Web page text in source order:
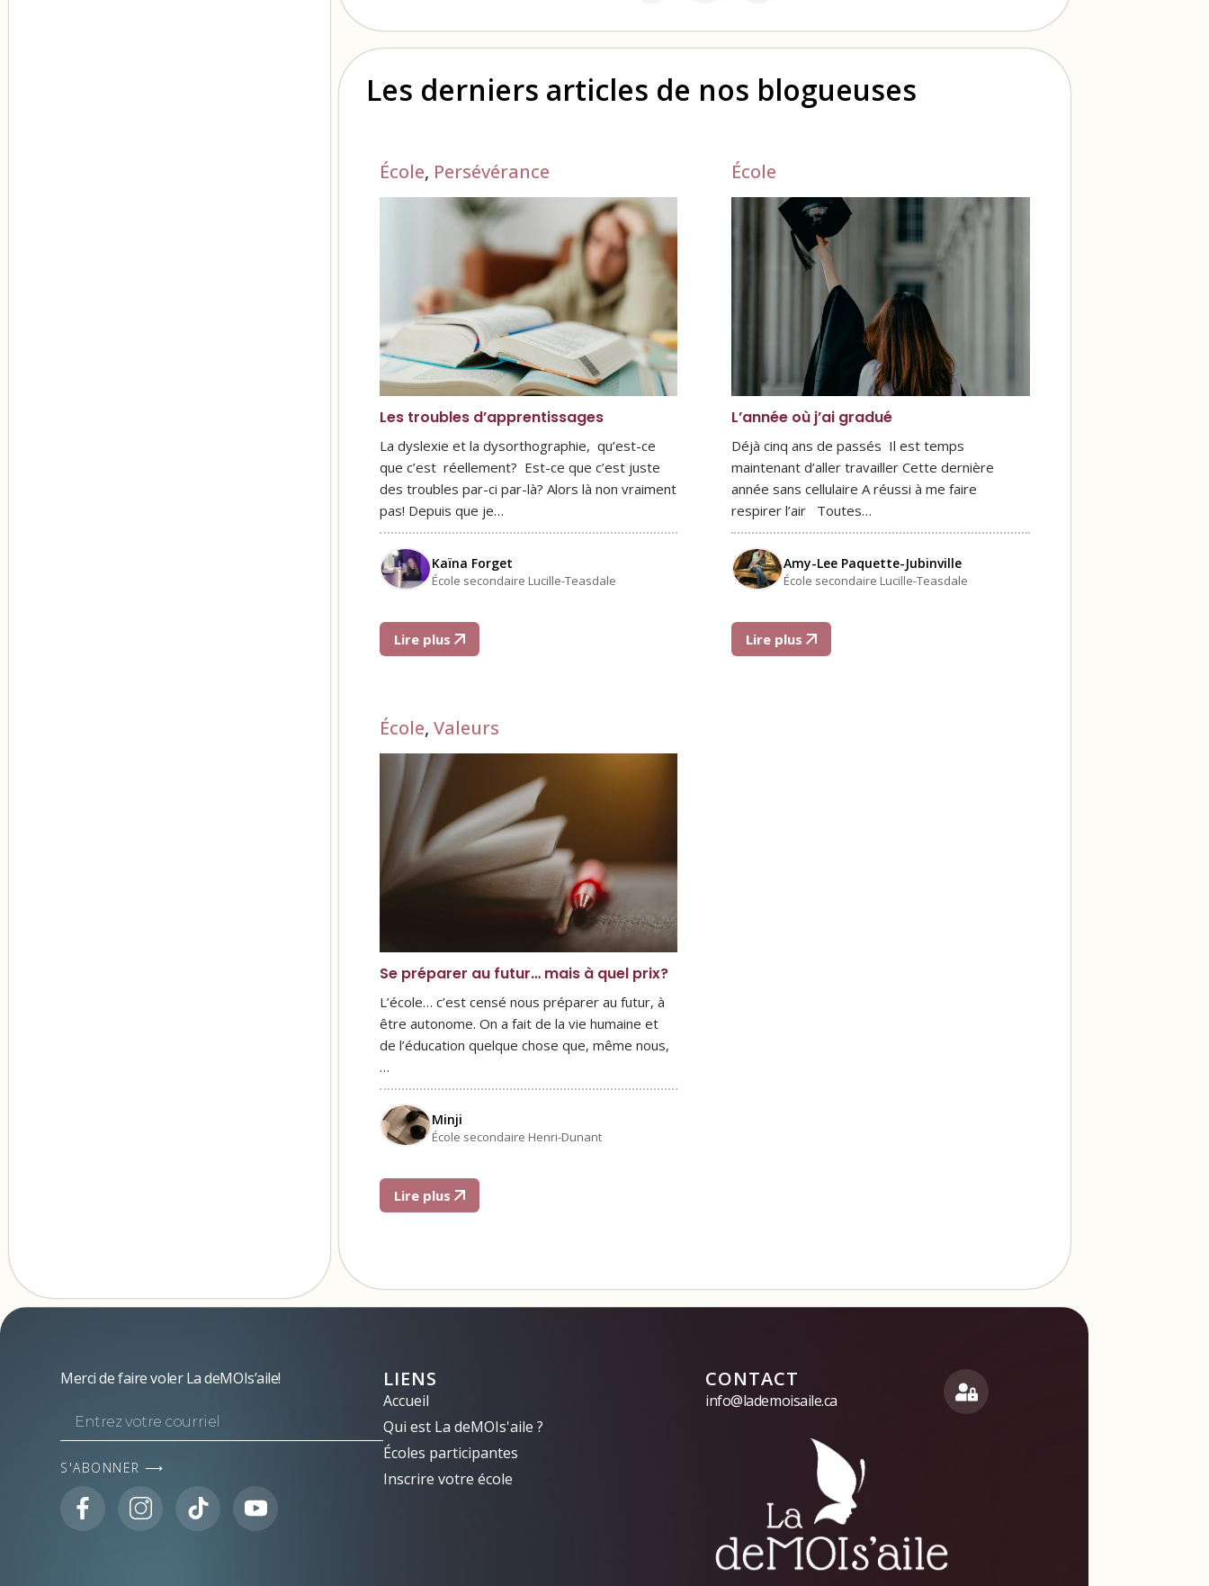
Les derniers articles de nos blogueuses
École, Persévérance
Les troubles d’apprentissages
La dyslexie et la dysorthographie, qu’est-ce
que c’est réellement? Est-ce que c’est juste
des troubles par-ci par-là? Alors là non vraiment
pas! Depuis que je…
Kaïna Forget
École secondaire Lucille-Teasdale
Lire plus
École
L’année où j’ai gradué
Déjà cinq ans de passés Il est temps
maintenant d’aller travailler Cette dernière
année sans cellulaire A réussi à me faire
respirer l’air Toutes…
Amy-Lee Paquette-Jubinville
École secondaire Lucille-Teasdale
Lire plus
École, Valeurs
Se préparer au futur… mais à quel prix?
L’école… c’est censé nous préparer au futur, à
être autonome. On a fait de la vie humaine et
de l’éducation quelque chose que, même nous,
…
Minji
École secondaire Henri-Dunant
Lire plus
Merci de faire voler La deMOIs’aile!
S'ABONNER ⟶
LIENS
Accueil
Qui est La deMOIs'aile ?
Écoles participantes
Inscrire votre école
CONTACT
info@lademoisaile.ca